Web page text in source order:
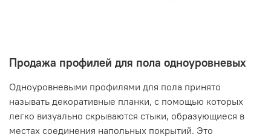
Продажа профилей для пола одноуровневых
Одноуровневыми профилями для пола принято
называть декоративные планки, с помощью которых
легко визуально скрываются стыки, образующиеся в
местах соединения напольных покрытий. Это